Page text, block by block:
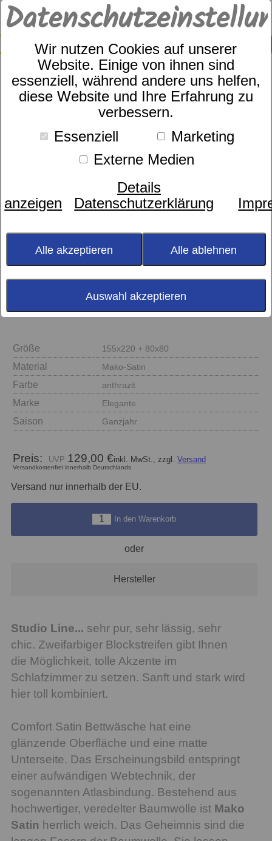
Wir nutzen Cookies auf unserer
Website. Einige von ihnen sind
essenziell, während andere uns helfen,
diese Website und Ihre Erfahrung zu
verbessern.
Essenziell
Marketing
Externe Medien
Details
anzeigen
Datenschutzerklärung
Alle akzeptieren Alle ablehnen
Auswahl akzeptieren
SUCHE
0
Elegante Studio-Line Art.Nr.
Größe 155x220 + 80x80
Material Mako-Satin
Farbe anthrazit
Marke Elegante
Saison Ganzjahr
Preis: 129,00 €inkl. MwSt., zzgl. Versand
Versandkostenfrei innerhalb Deutschlands.
Versand nur innerhalb der EU.
In den Warenkorb
oder
Hersteller
Studio Line... sehr pur, sehr lässig, sehr
chic. Zweifarbiger Blockstreifen gibt Ihnen
die Möglichkeit, tolle Akzente im
Schlafzimmer zu setzen. Sanft und stark wird
hier toll kombiniert.
Comfort Satin Bettwäsche hat eine
glänzende Oberfläche und eine matte
Unterseite. Das Erscheinungsbild entspringt
einer aufwändigen Webtechnik, der
sogenannten Atlasbindung. Bestehend aus
hochwertiger, veredelter Baumwolle ist Mako
Satin herrlich weich. Das Geheimnis sind die